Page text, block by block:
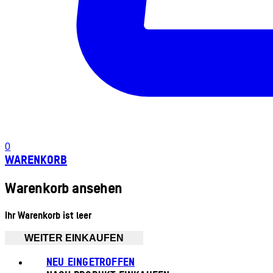
0
WARENKORB
Warenkorb ansehen
Ihr Warenkorb ist leer
WEITER EINKAUFEN
NEU EINGETROFFEN